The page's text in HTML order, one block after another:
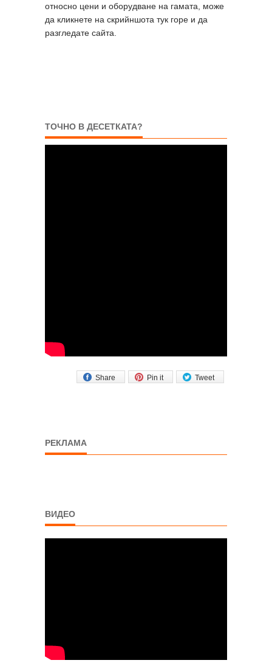
относно цени и оборудване на гамата, може
да кликнете на скрийншота тук горе и да
разгледате сайта.
ТОЧНО В ДЕСЕТКАТА?
Tweet
Pin it
Share
РЕКЛАМА
ВИДЕО